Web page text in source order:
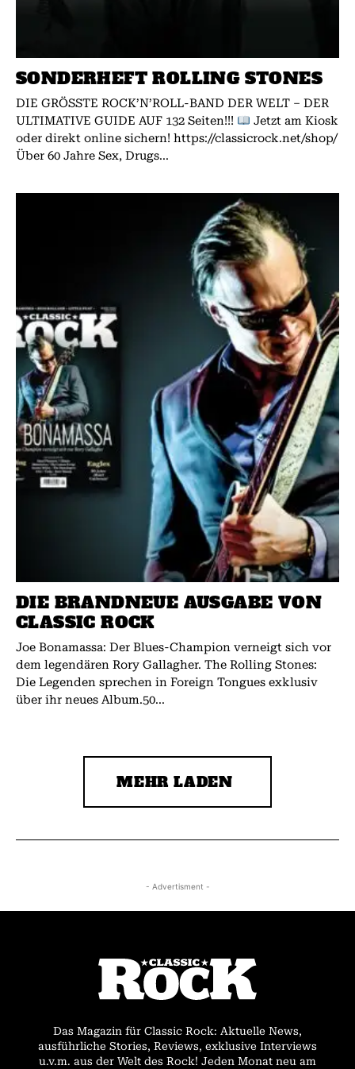
SONDERHEFT ROLLING STONES
DIE GRÖSSTE ROCK’N’ROLL-BAND DER WELT – DER
ULTIMATIVE GUIDE AUF 132 Seiten!!!
Jetzt am Kiosk
oder direkt online sichern! https://classicrock.net/shop/
Über 60 Jahre Sex, Drugs...
DIE BRANDNEUE AUSGABE VON
CLASSIC ROCK
Joe Bonamassa: Der Blues-Champion verneigt sich vor
dem legendären Rory Gallagher. The Rolling Stones:
Die Legenden sprechen in Foreign Tongues exklusiv
über ihr neues Album.50...
MEHR LADEN
- Advertisment -
Das Magazin für Classic Rock: Aktuelle News,
ausführliche Stories, Reviews, exklusive Interviews
u.v.m. aus der Welt des Rock! Jeden Monat neu am